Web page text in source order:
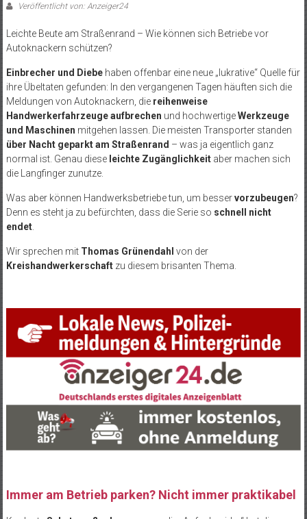
Veröffentlicht von: Anzeiger24
Leichte Beute am Straßenrand – Wie können sich Betriebe vor
Autoknackern schützen?
Einbrecher und Diebehaben offenbar eine neue „lukrative“ Quelle für
ihre Übeltaten gefunden: In den vergangenen Tagen häuften sich die
Meldungen von Autoknackern, die reihenweise
Handwerkerfahrzeuge aufbrechen und hochwertigeWerkzeuge
und Maschinen mitgehen lassen. Die meisten Transporter standen
über Nacht geparkt am Straßenrand – was ja eigentlich ganz
normal ist. Genau diese leichte Zugänglichkeitaber machen sich
die Langfinger zunutze.
Was aber können Handwerksbetriebe tun, um besservorzubeugen?
Denn es steht ja zu befürchten, dass die Serie so schnell nicht
endet.
Wir sprechen mit Thomas Grünendahl von der
Kreishandwerkerschaftzu diesem brisanten Thema.
Immer am Betrieb parken? Nicht immer praktikabel